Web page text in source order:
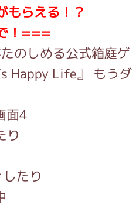
もらえる！？
！===
のしめる公式箱庭ゲ
Happy Life』 もうダ
り
たり
診断・占い)